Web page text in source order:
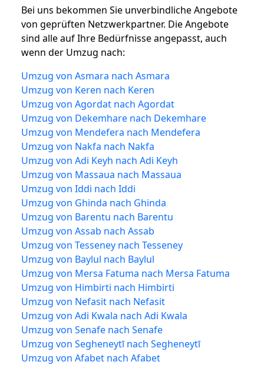
Bei uns bekommen Sie unverbindliche Angebote
von geprüften Netzwerkpartner. Die Angebote
sind alle auf Ihre Bedürfnisse angepasst, auch
wenn der Umzug nach:
Umzug von Asmara nach Asmara
Umzug von Keren nach Keren
Umzug von Agordat nach Agordat
Umzug von Dekemhare nach Dekemhare
Umzug von Mendefera nach Mendefera
Umzug von Nakfa nach Nakfa
Umzug von Adi Keyh nach Adi Keyh
Umzug von Massaua nach Massaua
Umzug von Iddi nach Iddi
Umzug von Ghinda nach Ghinda
Umzug von Barentu nach Barentu
Umzug von Assab nach Assab
Umzug von Tesseney nach Tesseney
Umzug von Baylul nach Baylul
Umzug von Mersa Fatuma nach Mersa Fatuma
Umzug von Himbirti nach Himbirti
Umzug von Nefasit nach Nefasit
Umzug von Adi Kwala nach Adi Kwala
Umzug von Senafe nach Senafe
Umzug von Segheneytī nach Segheneytī
Umzug von Afabet nach Afabet